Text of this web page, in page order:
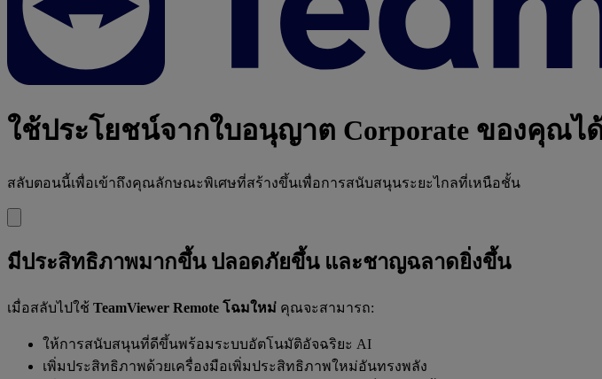
ใช้ประโยชน์จากใบอนุญาต Corporate ของคุณไ
สลับตอนนี้เพื่อเข้าถึงคุณลักษณะพิเศษที่สร้างขึ้นเพื่อการสนับสนุนระยะไกลที่เหนือชั้น
มีประสิทธิภาพมากขึ้น ปลอดภัยขึ้น และชาญฉลาดยิ่งขึ้น
เมื่อสลับไปใช้ TeamViewer Remote โฉมใหม่ คุณจะสามารถ:
ให้การสนับสนุนที่ดีขึ้นพร้อมระบบอัตโนมัติอัจฉริยะ AI
เพิ่มประสิทธิภาพด้วยเครื่องมือเพิ่มประสิทธิภาพใหม่อันทรงพลัง